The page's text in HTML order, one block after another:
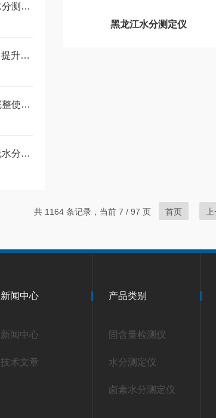
解决检测偏差，规范卤素水分测定仪使用操作
规范使用ATP荧光检测仪，提升卫生检测精准度
后王电子兽药残留检测仪完整使用教程（样品前处理+检测操作步骤）
水分仪行业热门推荐：在线水分仪：口碑好、性价比高，值得入手
黑龙江水分测定仪
共 1164 条记录，当前 7 / 97 页 首页
新闻中心
新闻中心
技术文章
产品类别
固含量检测仪
水分测定仪
卤素水分测定仪